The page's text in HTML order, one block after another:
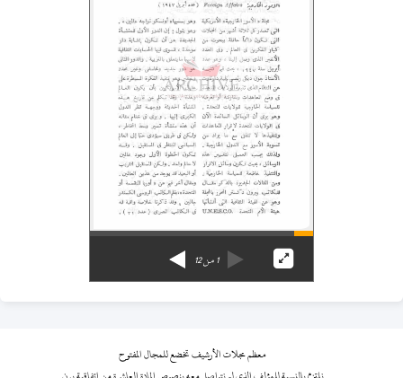
1من12
معظم مجلات الأرشيف تخضع للمجال المفتوح